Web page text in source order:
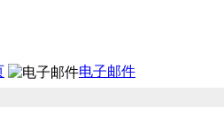
电子邮件